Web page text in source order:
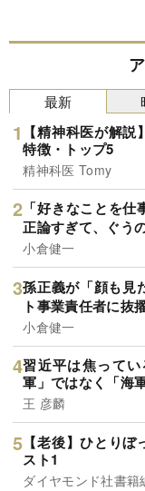
最新
【精神科医が解
特徴・トップ5
精神科医 Tomy
「好きなことを
正論すぎて、ぐう
小倉健一
孫正義が「顔も見
ト事業責任者に抜
小倉健一
習近平は焦って
軍」ではなく「海
王 彦麟
【老後】ひとり
スト1
ダイヤモンド社書籍